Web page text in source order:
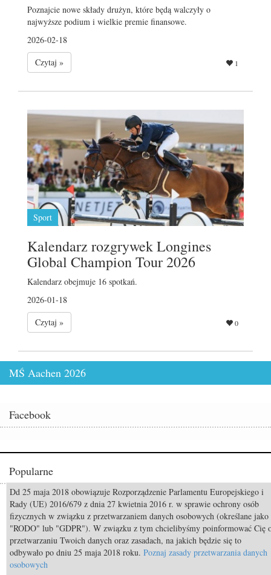
Poznajcie nowe składy drużyn, które będą walczyły o
najwyższe podium i wielkie premie finansowe.
2026-02-18
Czytaj »
1
Sport
Kalendarz rozgrywek Longines
Global Champion Tour 2026
Kalendarz obejmuje 16 spotkań.
2026-01-18
Czytaj »
0
MŚ Aachen 2026
Facebook
Popularne
Odszedł Monty Roberts – człowiek, który nauczył świat słuchać koni
Pride of Poland & Summer Sale 2026: Katalog oferowanych koni
Mistrzostwa Świata Aachen 2026: Już za 50 dni rozpocznie się walka o
medale!
TOP 11 nietypowych przekąsek bezpiecznych dla koni
Dd 25 maja 2018 obowiązuje Rozporządzenie Parlamentu Europejskiego i
Rady (UE) 2016/679 z dnia 27 kwietnia 2016 r. w sprawie ochrony osób
fizycznych w związku z przetwarzaniem danych osobowych (określane jako
"RODO" lub "GDPR"). W związku z tym chcielibyśmy poinformować Cię
przetwarzaniu Twoich danych oraz zasadach, na jakich będzie się to
odbywało po dniu 25 maja 2018 roku. Poznaj zasady przetwarzania danych
osobowych